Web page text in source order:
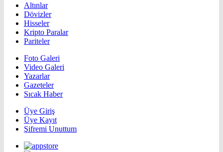
Altınlar
Dövizler
Hisseler
Kripto Paralar
Pariteler
Foto Galeri
Video Galeri
Yazarlar
Gazeteler
Sıcak Haber
Üye Giriş
Üye Kayıt
Şifremi Unuttum